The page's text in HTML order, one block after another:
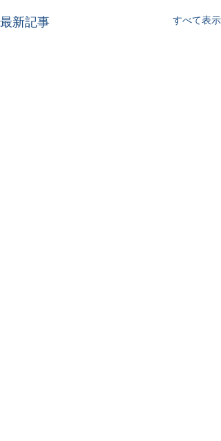
最新記事 すべて表示